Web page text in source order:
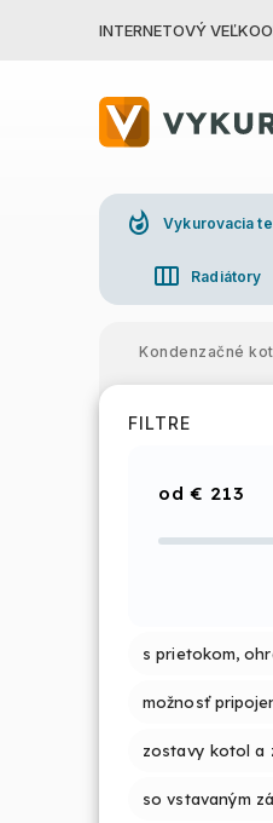
INTERNETOVÝ
whatshot Vykurovacia
view_week Radiátory
Kondenzačné
FILTRE
€ 213
s prietokom,
možnosť
zostavy kotol a
so vstavaným